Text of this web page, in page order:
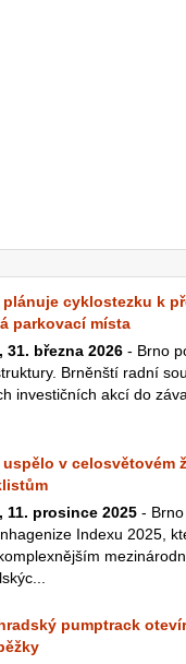
plánuje cyklostezku k
parkovací místa
31. března 2026 - Brno
Brněnští radní
investičních akcí do
uspělo v celosvětovém
11. prosince 2025 -
Indexu 2025,
pumptrack